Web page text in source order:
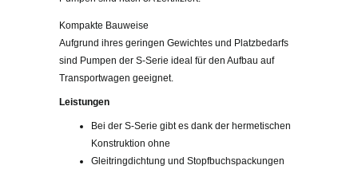
Kompakte Bauweise
Aufgrund ihres geringen Gewichtes und Platzbedarfs
sind Pumpen der S-Serie ideal für den Aufbau auf
Transportwagen geeignet.
Leistungen
Bei der S-Serie gibt es dank der hermetischen
Konstruktion ohne
Gleitringdichtung und Stopfbuchspackungen